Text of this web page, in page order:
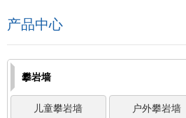
产品中心
攀岩墙
儿童攀岩墙 户外攀岩墙